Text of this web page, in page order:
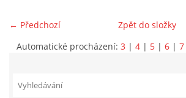
STARŠÍ PŘÍPRAVKA R 2012 + 2013
← Předchozí
Zpět do složky
Automatické procházení: 3 | 4 | 5 | 6 | 7